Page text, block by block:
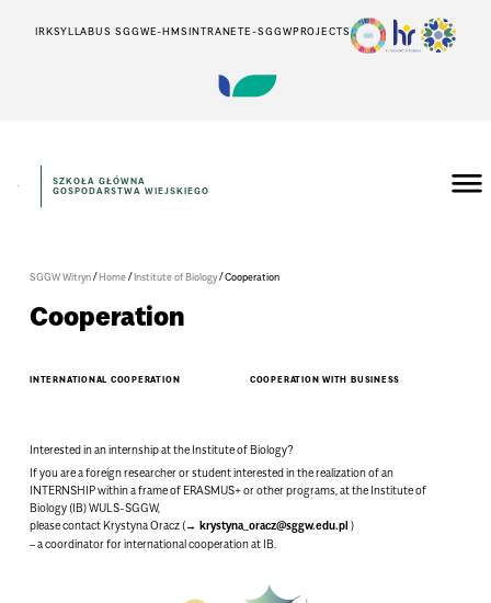
IRKSYLLABUS SGGWE-HMSINTRANETE-SGGWPROJECTS
SZKOŁA GŁÓWNA
GOSPODARSTWA WIEJSKIEGO
SGGW Witryn/Home/Institute of Biology/Cooperation
Cooperation
INTERNATIONAL COOPERATION COOPERATION WITH BUSINESS
Interested in an internship at the Institute of Biology?
If you are a foreign researcher or student interested in the realization of an
INTERNSHIP within a frame of ERASMUS+ or other programs, at the Institute of
Biology (IB) WULS-SGGW,
please contact Krystyna Oracz (
krystyna_oracz@sggw.edu.pl )
– a coordinator for international cooperation at IB.